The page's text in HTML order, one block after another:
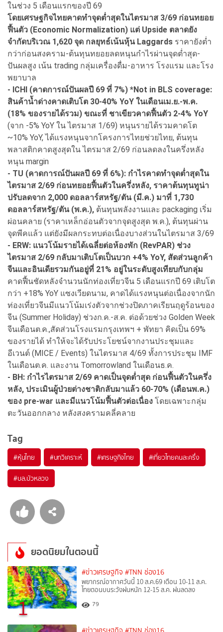
ในช่วง 5 เดือนแรกของปี 69
โดยเศรษฐกิจไทยคาดทำจุดต่ำสุดในไตรมาส 3/69 ก่อนทยอย
ฟื้นตัว (Economic Normalization) แต่ Upside ตลาดยัง
จำกัดบริเวณ 1,620 จุด กลยุทธ์เน้นหุ้น Laggards ราคายังต่ำ
กว่าก่อนสงคราม-ต้นทุนทยอยลดหนุนกำไรผ่านจุดต่ำสุด-
ปันผลสูง เน้น trading กลุ่มเครื่องดื่ม-อาหาร โรงแรม และโรง
พยาบาล
- ICHI (คาดการณ์ปันผลปี 69 ที่ 7%) *Not in BLS coverage:
สินค้าน้ำด่างคาดเติบโต 30-40% YoY ในเดือนเม.ย.-พ.ค.
(18% ของรายได้รวม) ขณะที่ ชาเขียวคาดฟื้นตัว 2-4% YoY
(จาก -5% YoY ใน ไตรมาส 1/69) หนุนรายได้รวมคาดโต
~10% YoY, ได้แรงหนุนจากโครงการไทยช่วยไทย, ต้นทุน
พลาสติกคาดสูงสุดใน ไตรมาส 2/69 ก่อนลดลงในครึ่งหลัง
หนุน margin
- TU (คาดการณ์ปันผลปี 69 ที่ 6%): กำไรคาดทำจุดต่ำสุดใน
ไตรมาส 2/69 ก่อนทยอยฟื้นตัวในครึ่งหลัง, ราคาต้นทุนทูน่า
ปรับลดจาก 2,000 ดอลลาร์สหรัฐ/ตัน (มี.ค.) มาที่ 1,730
ดอลลาร์สหรัฐ/ตัน (พ.ค.), ต้นทุนพลังงานและ packaging เริ่ม
ผ่อนคลาย (ราคาเหล็กอ่อนตัวจากจุดสูงสุด พ.ค.), ต้นทุนผ่าน
จุดพีคแล้ว แต่ยังมีผลกระทบต่อเนื่องบางส่วนในไตรมาส 3/69
- ERW: แนวโน้มรายได้เฉลี่ยต่อห้องพัก (RevPAR) ช่วง
ไตรมาส 2/69 กลับมาเติบโตเป็นบวก +4% YoY, สัดส่วนลูกค้า
จีนและอินเดียรวมกันอยู่ที่ 21% อยู่ในระดับสูงเทียบกับกลุ่ม
คาดฟื้นชัดหลังจำนวนนักท่องเที่ยวจีน 5 เดือนแรกปี 69 เติบโต
กว่า +18% YoY แซงเวียดนาม, คาดได้แรงหนุนต่อเนื่องจากนัก
ท่องเที่ยวจีนมีแนวโน้มเร่งตัวจากช่วงปิดภาคเรียนฤดูร้อนของ
จีน (Summer Holiday) ช่วงก.ค.-ส.ค. ต่อด้วยช่วง Golden Week
จีนเดือนต.ค.,สัดส่วนโรงแรมกรุงเทพฯ + พัทยา คิดเป็น 69%
ของรายได้ ทำให้จะได้รับประโยชน์จากงานประชุมและ
อีเวนต์ (MICE / Events) ในไตรมาส 4/69 ทั้งการประชุม IMF
ในเดือนต.ค. และงาน Tomorrowland ในเดือนธ.ค.
- BH: กำไรไตรมาส 2/69 คาดเป็นจุดต่ำสุด ก่อนฟื้นตัวในครึ่ง
หลัง, ประเมินผู้ป่วยต่างชาติกลับมาแล้ว 60-70% (เดือนพ.ค.)
ของ pre-war และมีแนวโน้มฟื้นตัวต่อเนื่อง โดยเฉพาะกลุ่ม
ตะวันออกกลาง หลังสงครามคลี่คลาย
Tag
#หุ้นไทย #บทวิเคราะห์ #เศรษฐกิจไทย #เที่ยวไทยคนละครึ่ง
#บล.บัวหลวง
ยอดนิยมในตอนนี้
1
#ข่าวเศรษฐกิจ #TNN ช่อง16
พยากรณ์อากาศวันนี้ 10 ส.ค.69 เตือน 10-11 ส.ค.
ไทยตอนบนระวังฝนหนัก 12-15 ส.ค. ฝนลดลง
79